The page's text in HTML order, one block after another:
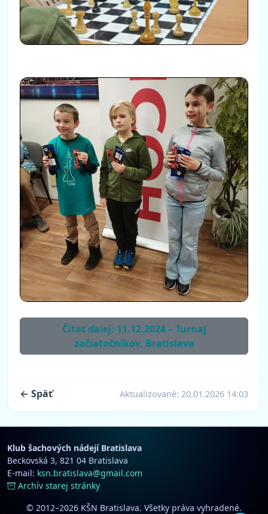
Čítať ďalej: 11.12.2024 – Turnaj
začiatočníkov, Bratislava
← Späť Aktualizované: 20.01.2026 14:03
Klub šachových nádejí Bratislava
Beckovská 3, 821 04 Bratislava
E-mail: ksn.bratislava@gmail.com
Archív starej stránky
© 2012–2026 KŠN Bratislava. Všetky práva vyhradené.